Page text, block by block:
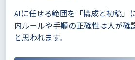
AIに任せる範囲を「構成と初稿」
内ルールや手順の正確性は人が確
と思われます。